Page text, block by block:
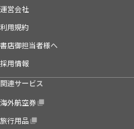
運営会社
利用規約
書店御担当者様へ
採用情報
関連サービス
海外航空券
旅行用品